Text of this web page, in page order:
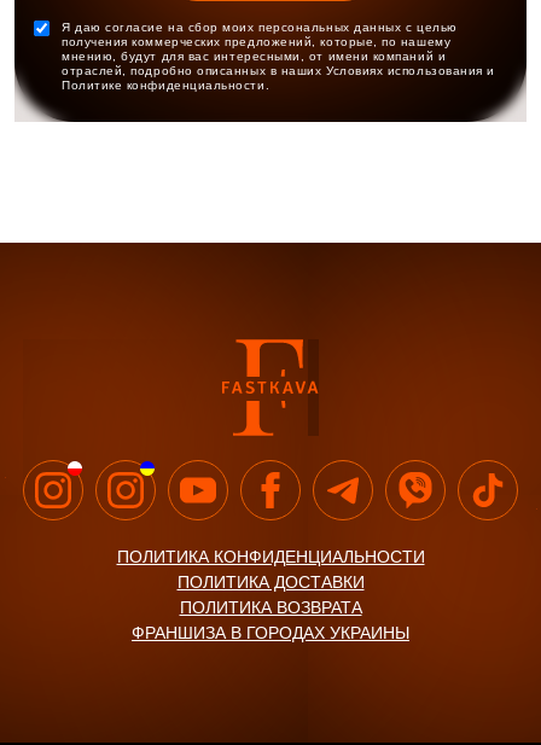
Я даю согласие на сбор моих персональных данных с целью
получения коммерческих предложений, которые, по нашему
мнению, будут для вас интересными, от имени компаний и
отраслей, подробно описанных в наших Условиях использования и
Политике конфиденциальности.
ПОЛИТИКА КОНФИДЕНЦИАЛЬНОСТИ
ПОЛИТИКА ДОСТАВКИ
ПОЛИТИКА ВОЗВРАТА
ФРАНШИЗА В ГОРОДАХ УКРАИНЫ